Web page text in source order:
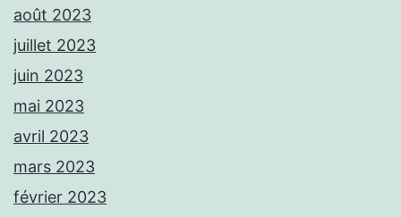
août 2023
juillet 2023
juin 2023
mai 2023
avril 2023
mars 2023
février 2023